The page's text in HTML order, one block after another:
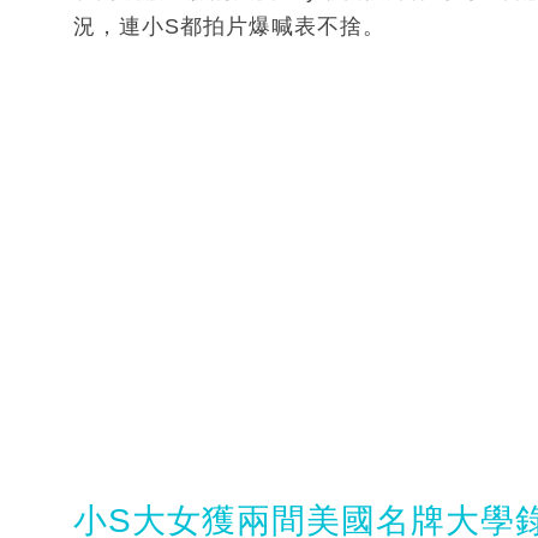
況，連小S都拍片爆喊表不捨。
小S大女獲兩間美國名牌大學